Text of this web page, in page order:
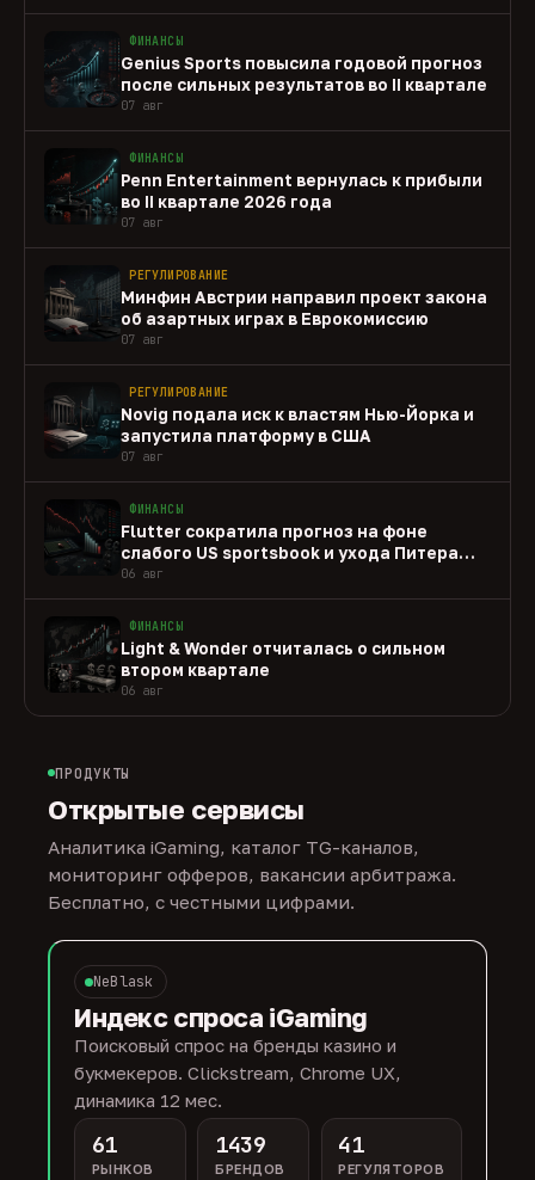
ФИНАНСЫ
Genius Sports повысила годовой прогноз
после сильных результатов во II квартале
07 авг
ФИНАНСЫ
Penn Entertainment вернулась к прибыли
во II квартале 2026 года
07 авг
РЕГУЛИРОВАНИЕ
Минфин Австрии направил проект закона
об азартных играх в Еврокомиссию
07 авг
РЕГУЛИРОВАНИЕ
Novig подала иск к властям Нью-Йорка и
запустила платформу в США
07 авг
ФИНАНСЫ
Flutter сократила прогноз на фоне
слабого US sportsbook и ухода Питера
Джексона
06 авг
ФИНАНСЫ
Light & Wonder отчиталась о сильном
втором квартале
06 авг
ПРОДУКТЫ
Открытые сервисы
Аналитика iGaming, каталог TG-каналов,
мониторинг офферов, вакансии арбитража.
Бесплатно, с честными цифрами.
NeBlask
Индекс спроса iGaming
Поисковый спрос на бренды казино и
букмекеров. Clickstream, Chrome UX,
динамика 12 мес.
61
РЫНКОВ
1439
БРЕНДОВ
41
РЕГУЛЯТОРОВ